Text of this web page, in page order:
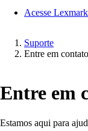
Acesse
Suporte
Entre em
Entre em
Estamos aqui para